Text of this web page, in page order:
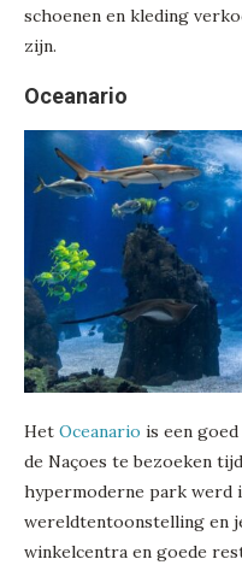
schoenen en kleding
zijn.
Oceanario
Het Oceanario is een
de Naçoes te bezoeken
hypermoderne park werd
wereldtentoonstelling en
winkelcentra en goede